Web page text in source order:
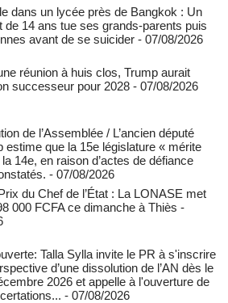
dans un lycée près de Bangkok : Un
de 14 ans tue ses grands-parents puis
avant de se suicider - 07/08/2026
réunion à huis clos, Trump aurait
successeur pour 2028 - 07/08/2026
de l’Assemblée / L’ancien député
estime que la 15e législature « mérite
14e, en raison d’actes de défiance
- 07/08/2026
du Chef de l’État : La LONASE met
000 FCFA ce dimanche à Thiès -
Talla Sylla invite le PR à s'inscrire
d’une dissolution de l’AN dès le
2026 et appelle à l'ouverture de
- 07/08/2026